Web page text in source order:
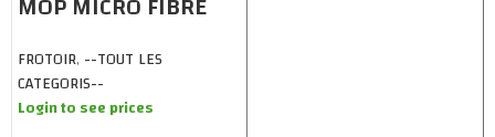
FROTOIR, --TOUT LES
CATEGORIS--
Login to see prices